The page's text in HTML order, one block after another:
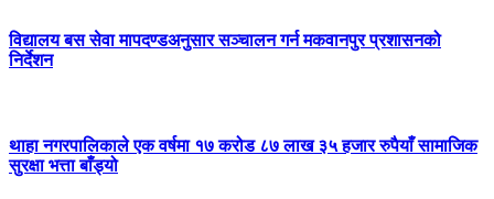
विद्यालय बस सेवा मापदण्डअनुसार सञ्चालन गर्न मकवानपुर प्रशासनको
निर्देशन
थाहा नगरपालिकाले एक वर्षमा १७ करोड ८७ लाख ३५ हजार रुपैयाँ सामाजिक
सुरक्षा भत्ता बाँड्यो